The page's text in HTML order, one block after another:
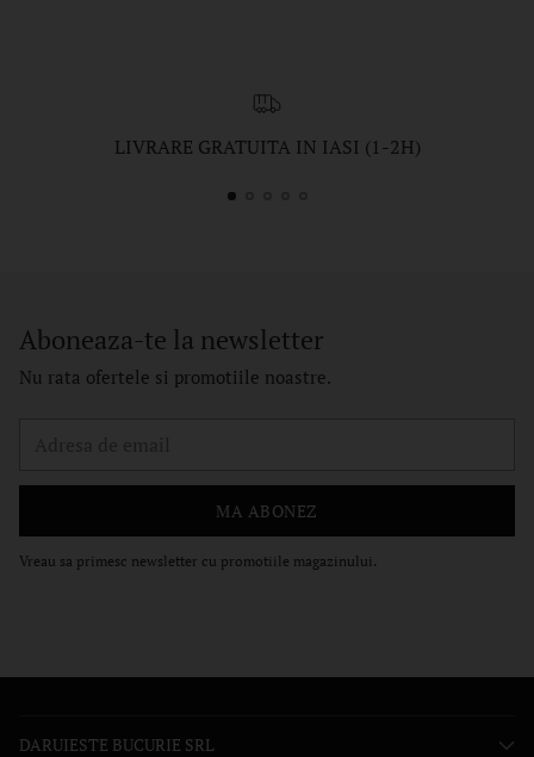
LIVRARE GRATUITA IN IASI (1-2H)
Aboneaza-te la newsletter
Nu rata ofertele si promotiile noastre.
email
MA ABONEZ
Vreau sa primesc newsletter cu promotiile magazinului.
DARUIESTE BUCURIE SRL